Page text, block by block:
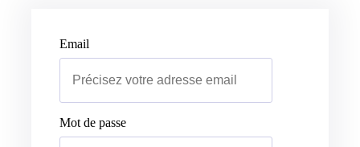
Email
Mot de passe